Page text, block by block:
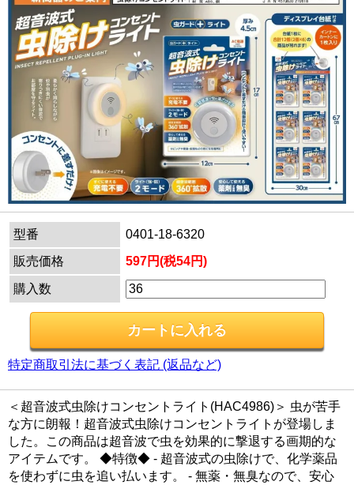
型番
0401-18-6320
販売価格
597円(税54円)
購入数
特定商取引法に基づく表記 (返品など)
＜超音波式虫除けコンセントライト(HAC4986)＞ 虫が苦手
な方に朗報！超音波式虫除けコンセントライトが登場しま
した。この商品は超音波で虫を効果的に撃退する画期的な
アイテムです。 ◆特徴◆ - 超音波式の虫除けで、化学薬品
を使わずに虫を追い払います。 - 無薬・無臭なので、安心